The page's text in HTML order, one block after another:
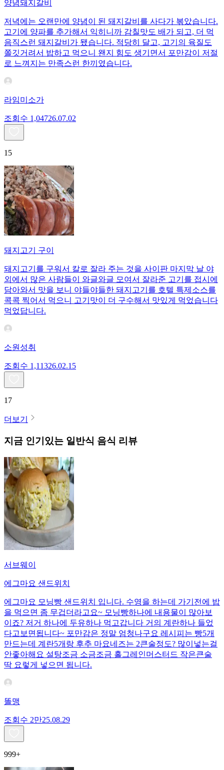
양념돼지갈비
저녁에는 오랜만에 양념이 된 돼지갈비를 사다가 볶았습니다.
고기에 양파를 추가해서 익히니까 감칠맛도 배가 되고, 더 먹
음직스런 돼지갈비가 됐습니다. 적당히 달고, 고기의 육질도
쫄깃거려서 밥하고 먹으니 왠지 힘도 생기면서 포만감이 저절
로 느껴지는 만족스런 한끼였습니다.
라임미소가
조회수 1,04726.07.02
15
돼지고기 구이
돼지고기를 구워서 칼로 잘라 주는 것을 사이판 마지막 날 야
외에서 많은 사람들이 와글와글 모여서 잘라준 고기를 접시에
담아와서 맛을 보니 야들야들한 돼지고기를 호텔 특제소스를
콕콕 찍어서 먹으니 고기맛이 더 구수해서 맛있게 먹었습니다
먹었답니다.
소원성취
조회수 1,11326.02.15
17
더보기
지금 인기있는 일반식 음식 리뷰
서브웨이
에그마요 샌드위치
에그마요 모닝빵 샌드위치 입니다. 수영을 하는데 가기전에 밥
을 먹으면 좀 무겁더라고요~ 모닝빵하나에 내용물이 많아보
이죠? 저거 하나에 두유하나 먹고갑니다 거의 계란하나 들었
다고보면됩니다~ 포만감은 정말 엄청나구요 레시피는 빵5개
만드는데 계란5개랑 후추 마요네즈는 2큰술정도? 많이넣는걸
안좋아해요 설탕조금 소금조금 홀그레인머스터드 작은큰술
딱 요렇게 넣으면 됩니다.
똘맹
조회수 2만25.08.29
999+